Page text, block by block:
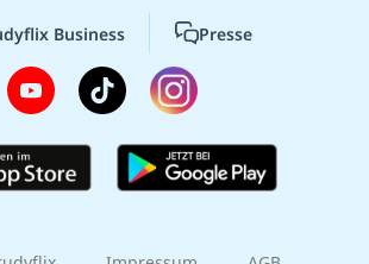
Business Presse